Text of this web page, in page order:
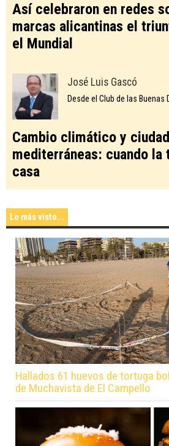
Así celebraron en redes
marcas alicantinas el
el Mundial
José Luis Gascó
Desde el Club de las Buenas
Cambio climático y
mediterráneas: cuando la
casa
Lo más visto...
Hallados 61 huevos de tortuga
de Muchavista de El Campello